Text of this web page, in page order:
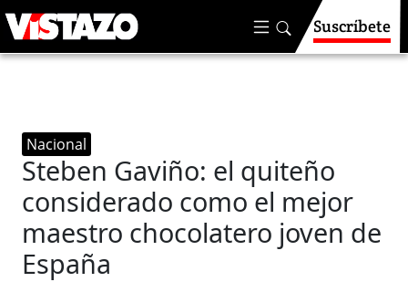
Suscríbete
Nacional
Steben Gaviño: el quiteño
considerado como el mejor
maestro chocolatero joven de
España